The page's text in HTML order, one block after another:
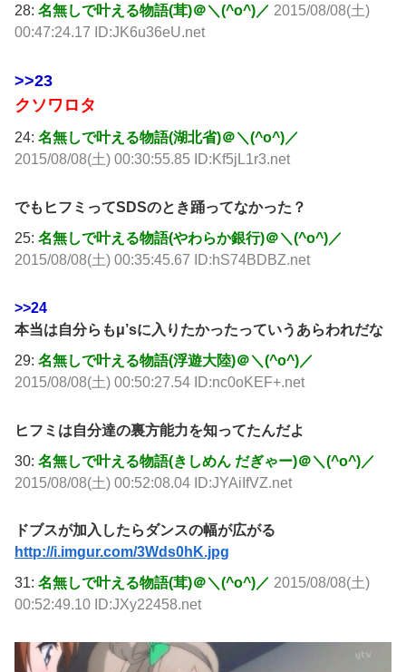
28: 名無しで叶える物語(茸)＠＼(^o^)／ 2015/08/08(土)
00:47:24.17 ID:JK6u36eU.net
>>23
クソワロタ
24: 名無しで叶える物語(湖北省)＠＼(^o^)／
2015/08/08(土) 00:30:55.85 ID:Kf5jL1r3.net
でもヒフミってSDSのとき踊ってなかった？
25: 名無しで叶える物語(やわらか銀行)＠＼(^o^)／
2015/08/08(土) 00:35:45.67 ID:hS74BDBZ.net
>>24
本当は自分らもμ’sに入りたかったっていうあらわれだな
29: 名無しで叶える物語(浮遊大陸)＠＼(^o^)／
2015/08/08(土) 00:50:27.54 ID:nc0oKEF+.net
ヒフミは自分達の裏方能力を知ってたんだよ
30: 名無しで叶える物語(きしめん だぎゃー)＠＼(^o^)／
2015/08/08(土) 00:52:08.04 ID:JYAiIfVZ.net
ドブスが加入したらダンスの幅が広がる
http://i.imgur.com/3Wds0hK.jpg
31: 名無しで叶える物語(茸)＠＼(^o^)／ 2015/08/08(土)
00:52:49.10 ID:JXy22458.net